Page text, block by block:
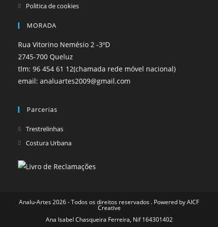
Politica de cookies
MORADA
Rua Vitorino Nemésio 2 -3ºD
2745-700 Queluz
tlm: 96 454 61 12(chamada rede móvel nacional)
email: analuartes2009@gmail.com
Parcerias
TrestrelinhasOpens
in
new
Costura UrbanaOpens
a
Analu-Artes 2026 - Todos os direitos reservados . Powered byAICF
Creative
Ana Isabel Chasqueira Ferreira, Nif 164301402